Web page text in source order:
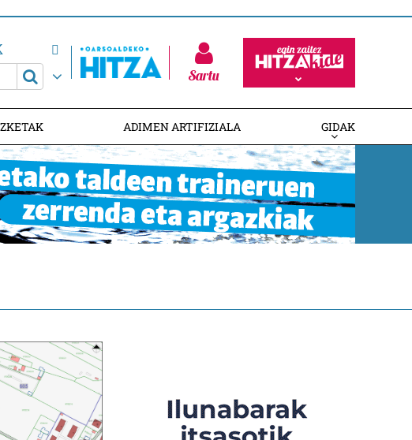
Sartu
ADIMEN ARTIFIZIALA GIDAK